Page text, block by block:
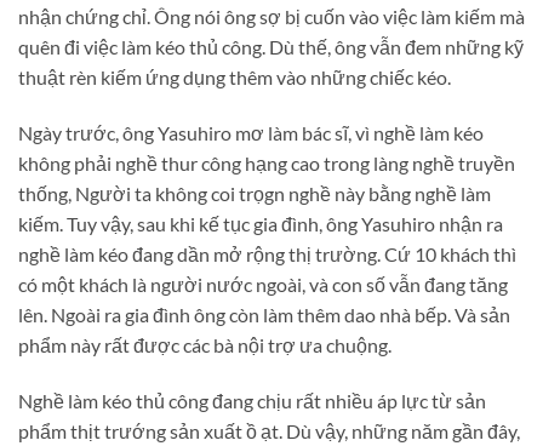
nhận chứng chỉ. Ông nói ông sợ bị cuốn vào việc làm kiếm mà
quên đi việc làm kéo thủ công. Dù thế, ông vẫn đem những kỹ
thuật rèn kiếm ứng dụng thêm vào những chiếc kéo.
Ngày trước, ông Yasuhiro mơ làm bác sĩ, vì nghề làm kéo
không phải nghề thur công hạng cao trong làng nghề truyền
thống, Người ta không coi trọgn nghề này bằng nghề làm
kiếm. Tuy vậy, sau khi kế tục gia đình, ông Yasuhiro nhận ra
nghề làm kéo đang dần mở rộng thị trường. Cứ 10 khách thì
có một khách là người nước ngoài, và con số vẫn đang tăng
lên. Ngoài ra gia đình ông còn làm thêm dao nhà bếp. Và sản
phẩm này rất được các bà nội trợ ưa chuộng.
Nghề làm kéo thủ công đang chịu rất nhiều áp lực từ sản
phẩm thịt trướng sản xuất ồ ạt. Dù vậy, những năm gần đây,